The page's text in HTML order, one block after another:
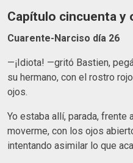
Capítulo cincuenta y
Cuarente-Narciso día 26
—¡Idiota! —gritó Bastien,
su hermano, con el rostro
ojos.
Yo estaba allí, parada, frente
moverme, con los ojos
intentando asimilar lo que